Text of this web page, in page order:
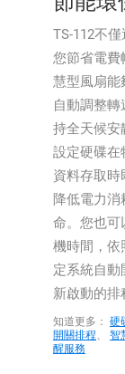
TS-112不
您節省電費
慧型風扇能
自動調整轉
持全天候安
設定硬碟在
資料存取時
降低電力
命。您也可
機時間，依
定系統自動
新啟動的排
知道更多： 硬
開關排程、 智
醒服務